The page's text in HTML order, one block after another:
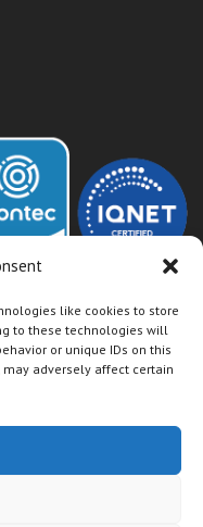
like cookies to store
to these technologies will
or unique IDs on this
adversely affect certain